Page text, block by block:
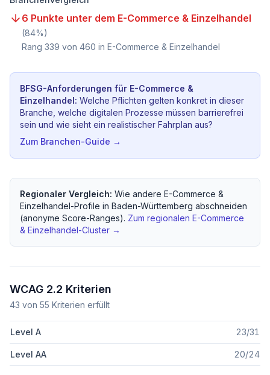
6 Punkte unter dem E-Commerce & Einzelhandel
(84%)
Rang 339 von 460 in E-Commerce & Einzelhandel
BFSG-Anforderungen für E-Commerce &
Einzelhandel: Welche Pflichten gelten konkret in dieser
Branche, welche digitalen Prozesse müssen barrierefrei
sein und wie sieht ein realistischer Fahrplan aus?
Zum Branchen-Guide →
Regionaler Vergleich: Wie andere E-Commerce &
Einzelhandel-Profile in Baden-Württemberg abschneiden
(anonyme Score-Ranges). Zum regionalen E-Commerce
& Einzelhandel-Cluster →
WCAG 2.2 Kriterien
43 von 55 Kriterien erfüllt
Level A 23/31
Level AA 20/24